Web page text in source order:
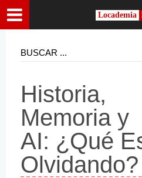
Locademia
Historia,
Memoria y
AI: ¿Qué
Olvidando?